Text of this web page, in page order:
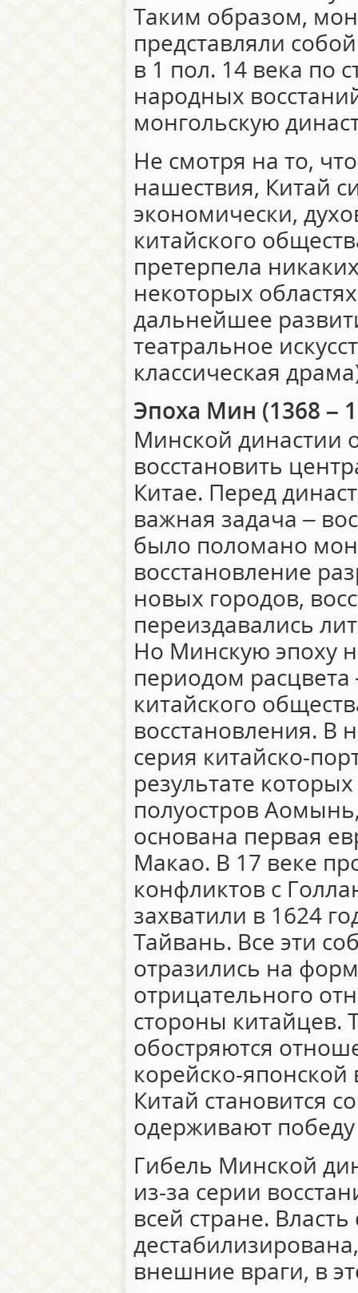
Таким образом,
представляли
в 1 пол. 14 века по
народных
монгольскую
Не смотря на то,
нашествия, Китай
экономически,
китайского
претерпела
некоторых
дальнейшее
театральное
классическая
Эпоха Мин (1368 –
Минской династии
восстановить
Китае. Перед
важная задача –
было поломано
восстановление
новых городов,
переиздавались
Но Минскую эпоху
периодом
китайского
восстановления. В
серия китайско-
результате
полуостров
основана первая
Макао. В 17 веке
конфликтов с
захватили в 1624
Тайвань. Все эти
отразились на
отрицательного
стороны китайцев.
обостряются
корейско-
Китай становится
одерживают
Гибель Минской
из-за серии
всей стране.
внешние враги, в